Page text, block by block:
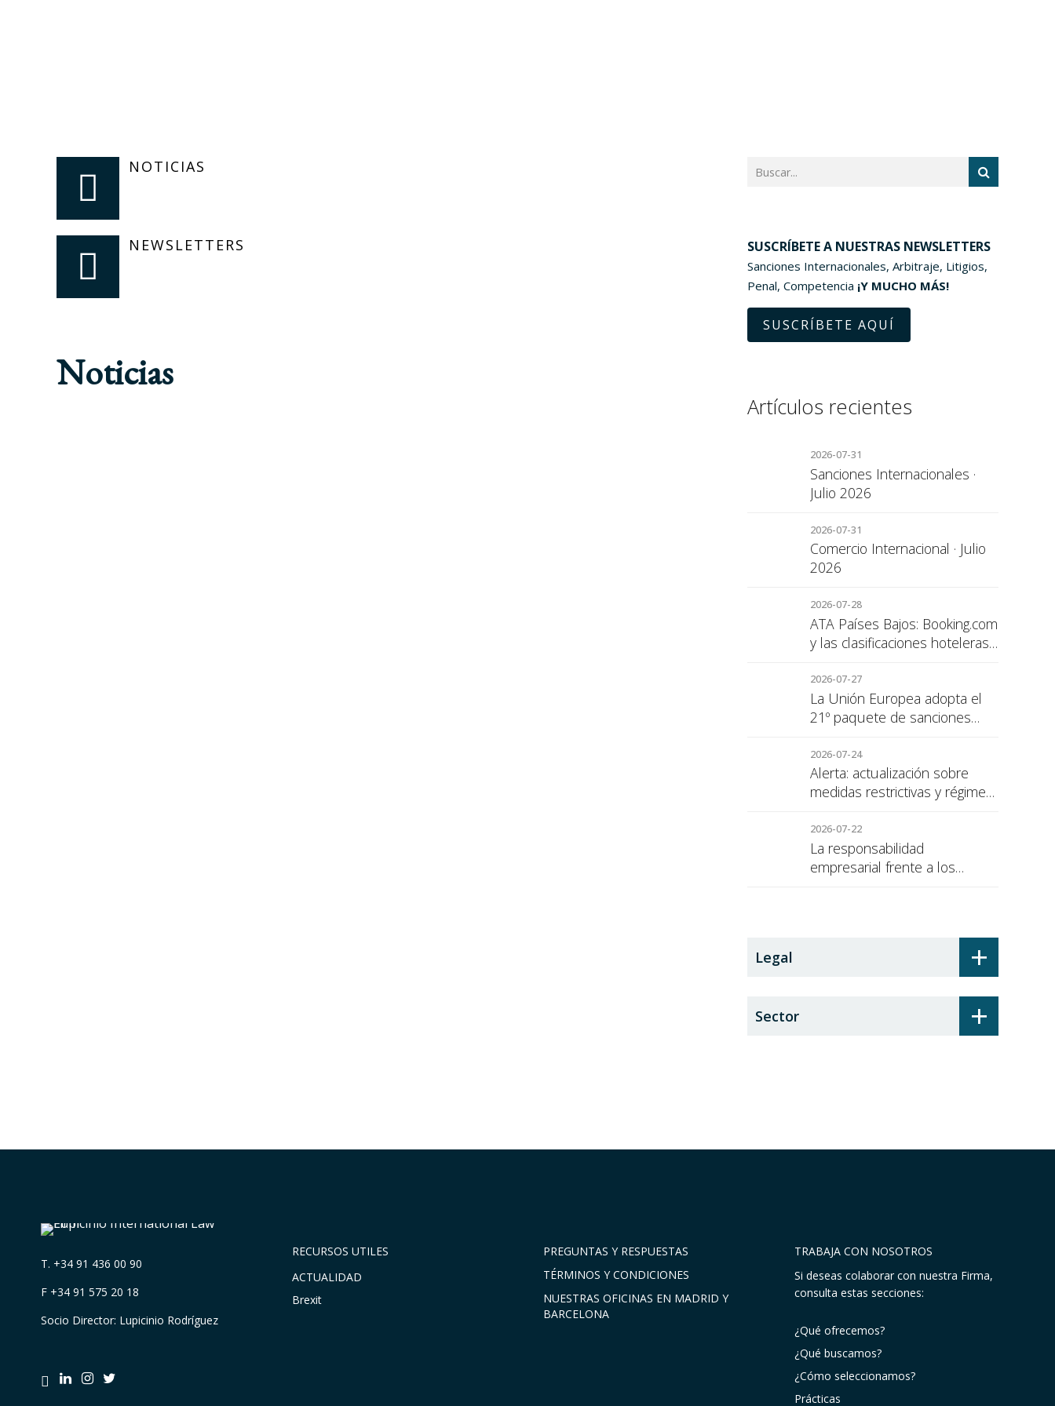
NOTICIAS
NEWSLETTERS
Noticias
SUSCRÍBETE A NUESTRAS NEWSLETTERS
Sanciones Internacionales, Arbitraje, Litigios,
Penal, Competencia ¡Y MUCHO MÁS!
SUSCRÍBETE AQUÍ
Artículos recientes
2026-07-31
Sanciones Internacionales ·
Julio 2026
2026-07-31
Comercio Internacional · Julio
2026
2026-07-28
ATA Países Bajos: Booking.com
y las clasificaciones hoteleras,
para el consumidor
2026-07-27
La Unión Europea adopta el
21º paquete de sanciones
2026-07-24
Alerta: actualización sobre
medidas restrictivas y régimen
2026-07-22
La responsabilidad
empresarial frente a los
+
Legal
+
Sector
T. +34 91 436 00 90
F +34 91 575 20 18
Socio Director: Lupicinio Rodríguez
RECURSOS UTILES
ACTUALIDAD
Brexit
PREGUNTAS Y RESPUESTAS
TÉRMINOS Y CONDICIONES
NUESTRAS OFICINAS EN MADRID Y
BARCELONA
TRABAJA CON NOSOTROS
Si deseas colaborar con nuestra Firma,
consulta estas secciones:
¿Qué ofrecemos?
¿Qué buscamos?
¿Cómo seleccionamos?
Prácticas